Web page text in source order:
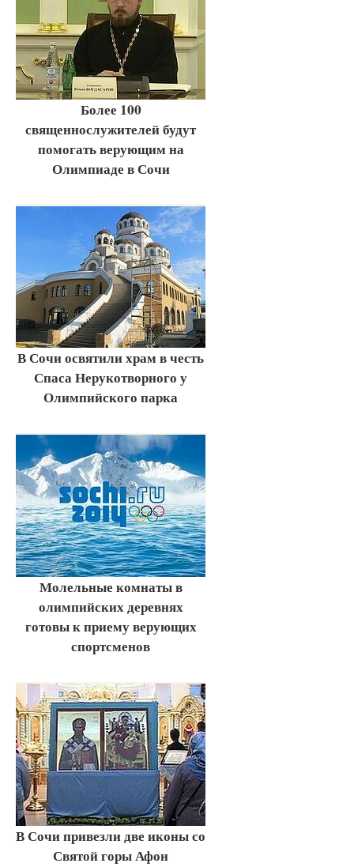
Более 100
священнослужителей будут
помогать верующим на
Олимпиаде в Сочи
В Сочи освятили храм в честь
Спаса Нерукотворного у
Олимпийского парка
Молельные комнаты в
олимпийских деревнях
готовы к приему верующих
спортсменов
В Сочи привезли две иконы со
Святой горы Афон